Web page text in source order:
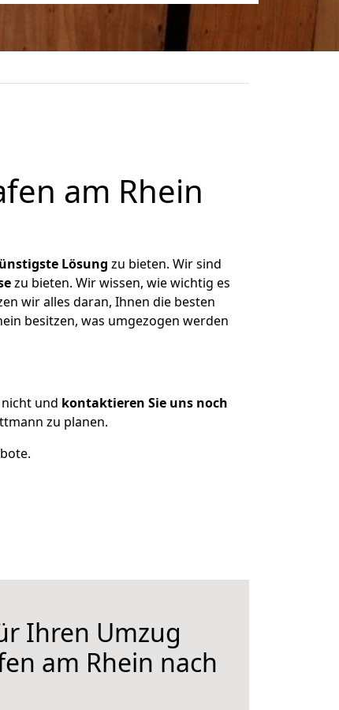
am Rhein
Lösung zu bieten. Wir sind
zu bieten. Wir wissen, wie wichtig es
wir alles daran, Ihnen die besten
besitzen, was umgezogen werden
und kontaktieren Sie uns noch
zu planen.
Ihren Umzug
am Rhein nach